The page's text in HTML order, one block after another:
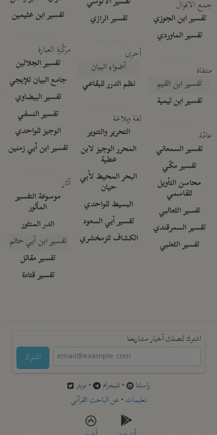
جمع الأقوال
تفسير ابن الجوزي
تفسير الماوردي
منتقاة
تفسير ابن القيم
تفسير ابن تيمية
عامّة
تفسير السمعاني
تفسير مكّي
محاسن التأويل
للقاسمي
تفسير الثعالبي
تفسير السمرقندي
تفسير الثعلبي
تفسير الرازي
أخرى
أضواء البيان
نظم الدرر للبقاعي
لغة وبلاغة
التحرير والتنوير
المحرر الوجيز لابن
عطية
البحر المحيط لأبي
حيان
البسيط للواحدي
تفسير أبي السعود
الكشاف للزمخشري
تفسير ابن عثيمين
مركَّزة العبارة
تفسير الجلالين
جامع البيان للإيجي
تفسير البيضاوي
تفسير النسفي
الوجيز للواحدي
تفسير ابن أبي زمنين
آثار
موسوعة التفسير
المأثور
الدر المنثور
تفسير ابن أبي حاتم
تفسير مقاتل
تفسير قتادة
اشترك لتصلك أخبار مشاريعنا
اشترك
راسلنا •تليجرام •تويتر
تعليمات •عن الباحث القرآني